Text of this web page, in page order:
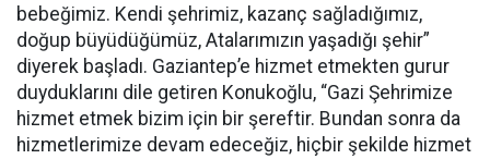
bebeğimiz. Kendi şehrimiz, kazanç sağladığımız,
doğup büyüdüğümüz, Atalarımızın yaşadığı şehir”
diyerek başladı. Gaziantep’e hizmet etmekten gurur
duyduklarını dile getiren Konukoğlu, “Gazi Şehrimize
hizmet etmek bizim için bir şereftir. Bundan sonra da
hizmetlerimize devam edeceğiz, hiçbir şekilde hizmet